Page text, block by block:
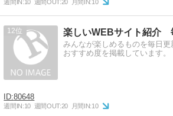
週間IN:10 週間OUT:20 月間IN:10
12 楽しいWEBサイト紹介
みんなが楽しめるものを毎日更
おすすめ度を掲載しています。
80648
週間IN:10 週間OUT:20 月間IN:10